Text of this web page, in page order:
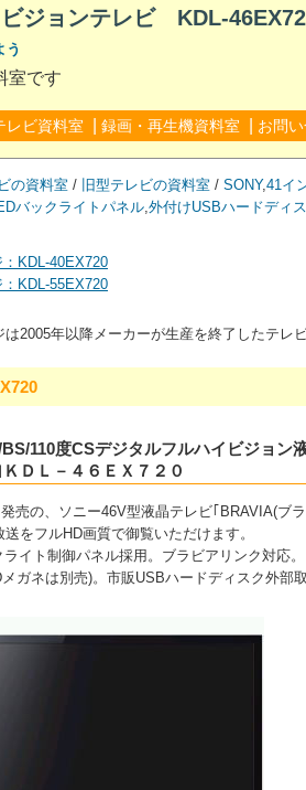
ジョンテレビ KDL-
う
室です
レビ資料室 録画・再生機資料室 お問
の資料室 / 旧型テレビの資料室 / SONY,41イ
バックライトパネル,外付けUSBハードディ
KDL-40EX720
KDL-55EX720
は2005年以降メーカーが生産を終了したテ
110度CSデジタルフルハイビジョン
ＤＬ－４６ＥＸ７２０
売の、ソニー46V型液晶テレビ｢BRAVIA(ブ
送をフルHD画質で御覧いただけます。
ライト制御パネル採用。ブラビアリンク対応。
ガネは別売)。市販USBハードディスク外部